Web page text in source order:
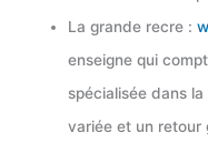
La grande recre :
enseigne qui
spécialisée dans
variée et un retour